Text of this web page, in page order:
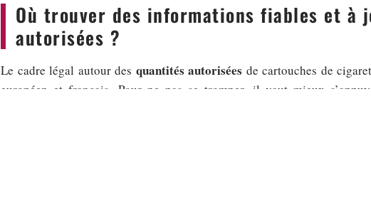
Où trouver des informations fiables et à
autorisées ?
Le cadre légal autour des quantités autorisées de cartouches de
européen et français. Pour ne pas se tromper, il vaut mieux